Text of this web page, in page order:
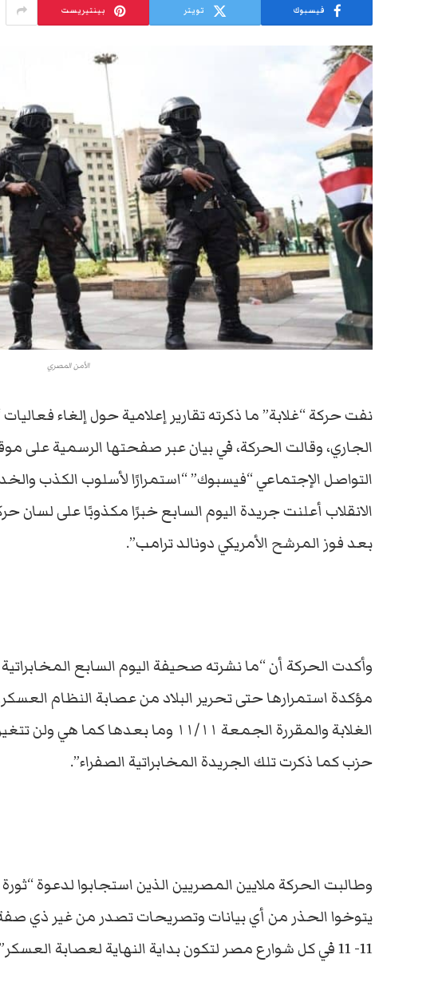
فيسبوك تويتر بينتيريست
الأمن المصري
الجاري، وقالت الحركة، في بيان عبر صفحتها الرسمية على
التواصل الإجتماعي “فيسبوك” “استمرارًا لأسلوب الكذب
الانقلاب أعلنت جريدة اليوم السابع خبرًا مكذوبًا على لسان
بعد فوز المرشح الأمريكي دونالد ترامب”.
وأكدت الحركة أن “ما نشرته صحيفة اليوم السابع
مؤكدة استمرارها حتى تحرير البلاد من عصابة النظام
الغلابة والمقررة الجمعة ١١/١١ وما
حزب كما ذكرت تلك الجريدة المخابراتية الصفراء”.
يتوخوا الحذر من أي بيانات وتصريحات تصدر من غير ذي
11- 11 في كل شوارع مصر لتكون بداية النهاية لعصابة العسكر”.